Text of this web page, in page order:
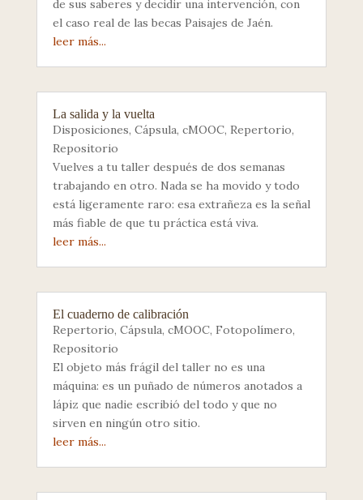
de sus saberes y decidir una intervención, con
el caso real de las becas Paisajes de Jaén.
leer más...
La salida y la vuelta
Disposiciones, Cápsula, cMOOC, Repertorio,
Repositorio
Vuelves a tu taller después de dos semanas
trabajando en otro. Nada se ha movido y todo
está ligeramente raro: esa extrañeza es la señal
más fiable de que tu práctica está viva.
leer más...
El cuaderno de calibración
Repertorio, Cápsula, cMOOC, Fotopolímero,
Repositorio
El objeto más frágil del taller no es una
máquina: es un puñado de números anotados a
lápiz que nadie escribió del todo y que no
sirven en ningún otro sitio.
leer más...